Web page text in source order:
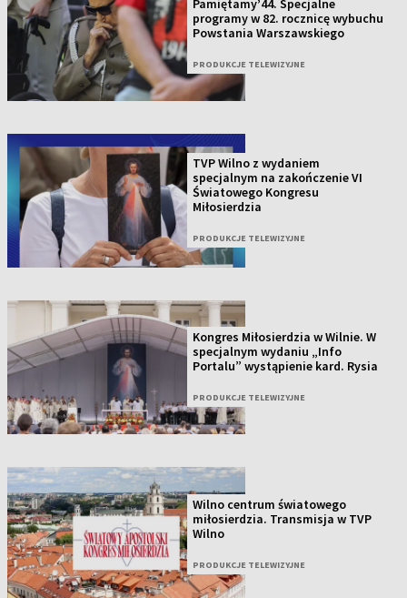
Pamiętamy’44. Specjalne
programy w 82. rocznicę wybuchu
Powstania Warszawskiego
PRODUKCJE TELEWIZYJNE
TVP Wilno z wydaniem
specjalnym na zakończenie VI
Światowego Kongresu
Miłosierdzia
PRODUKCJE TELEWIZYJNE
Kongres Miłosierdzia w Wilnie. W
specjalnym wydaniu „Info
Portalu” wystąpienie kard. Rysia
PRODUKCJE TELEWIZYJNE
Wilno centrum światowego
miłosierdzia. Transmisja w TVP
Wilno
PRODUKCJE TELEWIZYJNE